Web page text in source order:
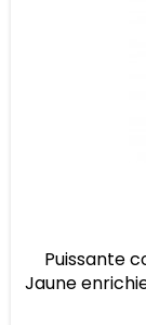
Puissante
Jaune